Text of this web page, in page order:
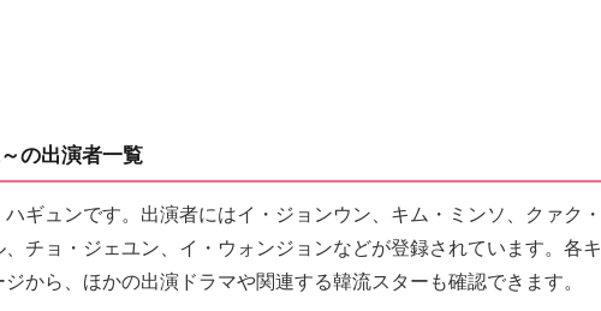
の出演者一覧
ギュンです。出演者にはイ・ジョンウン、キム・ミンソ、クァク・
、チョ・ジェユン、イ・ウォンジョンなどが登録されています。各キ
から、ほかの出演ドラマや関連する韓流スターも確認できます。